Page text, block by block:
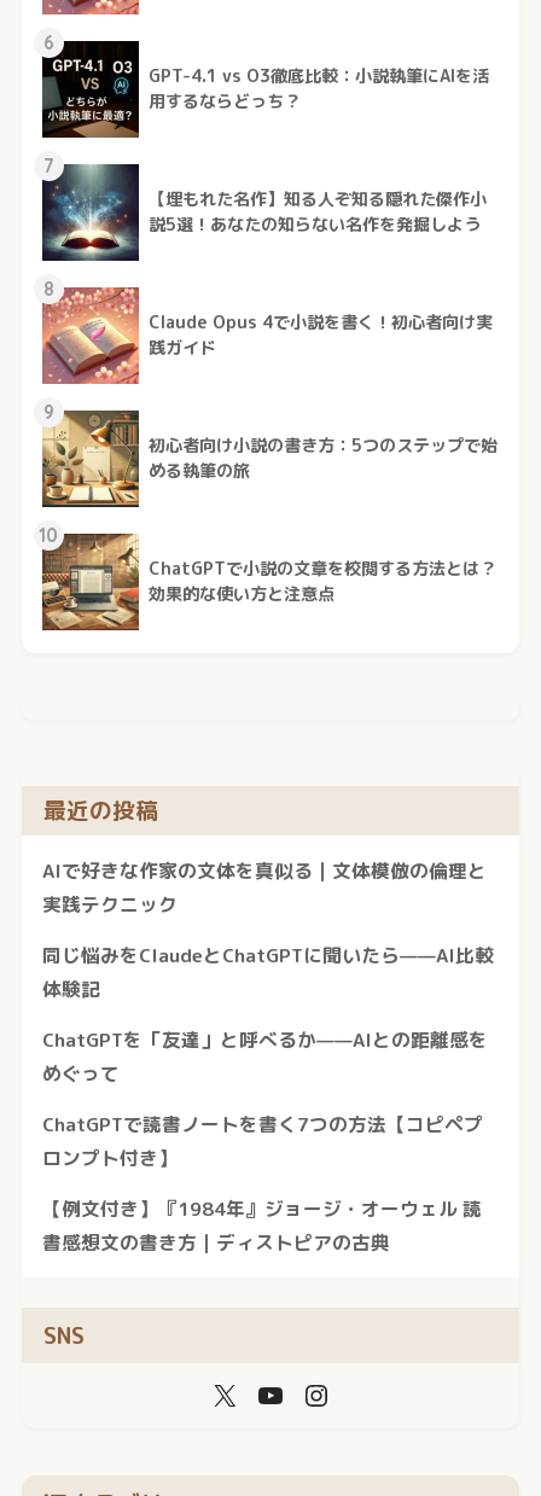
6
GPT-4.1 vs O3徹底比較：小説執筆にAIを活
用するならどっち？
7
【埋もれた名作】知る人ぞ知る隠れた傑作小
説5選！あなたの知らない名作を発掘しよう
8
Claude Opus 4で小説を書く！初心者向け実
践ガイド
9
初心者向け小説の書き方：5つのステップで始
める執筆の旅
10
ChatGPTで小説の文章を校閲する方法とは？
効果的な使い方と注意点
最近の投稿
AIで好きな作家の文体を真似る｜文体模倣の倫理と
実践テクニック
同じ悩みをClaudeとChatGPTに聞いたら——AI比較
体験記
ChatGPTを「友達」と呼べるか——AIとの距離感を
めぐって
ChatGPTで読書ノートを書く7つの方法【コピペプ
ロンプト付き】
【例文付き】『1984年』ジョージ・オーウェル 読
書感想文の書き方｜ディストピアの古典
SNS